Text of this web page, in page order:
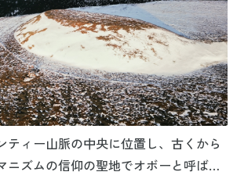
ティー山脈の中央に位置し、古くから
ニズムの信仰の聖地でオボーと呼ばれ